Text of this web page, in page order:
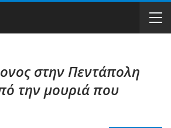
στην Πεντάπολη
την μουριά που